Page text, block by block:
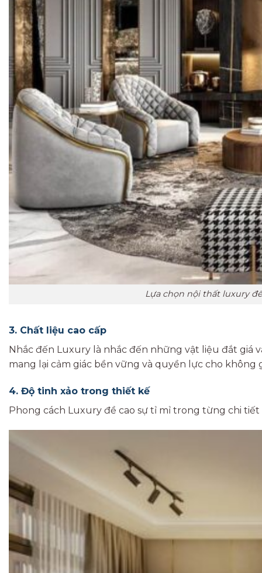
Lựa chọn nội thất luxury
3. Chất liệu cao cấp
Nhắc đến Luxury là nhắc đến những vật liệu đắt giá
mang lại cảm giác bền vững và quyền lực cho không
4. Độ tinh xảo trong thiết kế
Phong cách Luxury đề cao sự tỉ mỉ trong từng chi